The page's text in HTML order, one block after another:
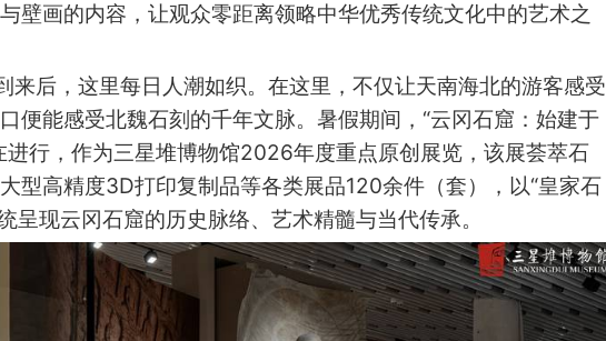
壁画的内容，让观众零距离领略中华优秀传统文化中的艺术之
来后，这里每日人潮如织。在这里，不仅让天南海北的游客感受
便能感受北魏石刻的千年文脉。暑假期间，“云冈石窟：始建于
行，作为三星堆博物馆2026年度重点原创展览，该展荟萃石
型高精度3D打印复制品等各类展品120余件（套），以“皇家石
呈现云冈石窟的历史脉络、艺术精髓与当代传承。